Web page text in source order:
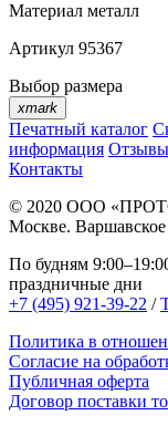
Материал металл
Артикул 95367
Выбор размера
xmark
Печатный каталог
информация Отзывы
Контакты
© 2020 ООО
Москве.
По будням
праздничные дни
+7 (495) 921-39-22 /
Политика в
Согласие на
Публичная оферта
Договор поставки